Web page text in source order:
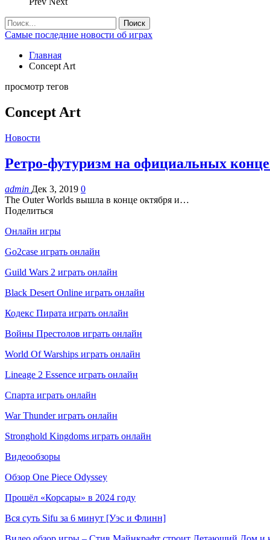
Самые последние новости об играх
Главная
Concept Art
просмотр тегов
Concept Art
Новости
Ретро-футуризм на официальных
admin Дек 3, 2019 0
The Outer Worlds вышла в конце октября и…
Поделиться
Онлайн игры
Go2case играть онлайн
Guild Wars 2 играть онлайн
Black Desert Online играть онлайн
Кодекс Пирата играть онлайн
Войны Престолов играть онлайн
World Of Warships играть онлайн
Lineage 2 Essence играть онлайн
Спарта играть онлайн
War Thunder играть онлайн
Stronghold Kingdoms играть онлайн
Видеообзоры
Обзор One Piece Odyssey
Прошёл «Корсары» в 2024 году
Вся суть Sifu за 6 минут [Уэс и Флинн]